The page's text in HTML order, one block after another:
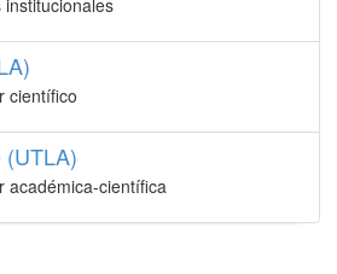
científico
(UTLA)
académica-científica